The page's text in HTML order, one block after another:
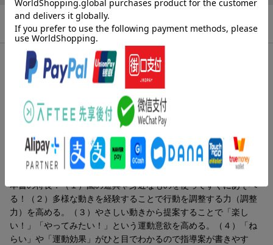
商品説明
内容紹介（JPROより）
乳幼児期は運動機能の土台作りの時期。この時期に全身をまんべ
んなく動かし、多様な動きが経験できる環境づくりが大切です。
本書ではマット・鉄棒・なわ・ボール・巧技台など、園にある遊
具を活用したあそびを提案します。
内容紹介（「BOOK」データベースより）
本書の特長：（１）園の遊具や身近なものを使ってすぐにあそべ
る！（２）多様な動きを経験することで行動を調整する力（調整
力）を高める。（３）やさしい動きから提案することで「楽し
い！」「やってみたい！」という運動意欲を高める。（４）「ね
らい」や「運動効果」がひと目でわかるので指導案が書きやす